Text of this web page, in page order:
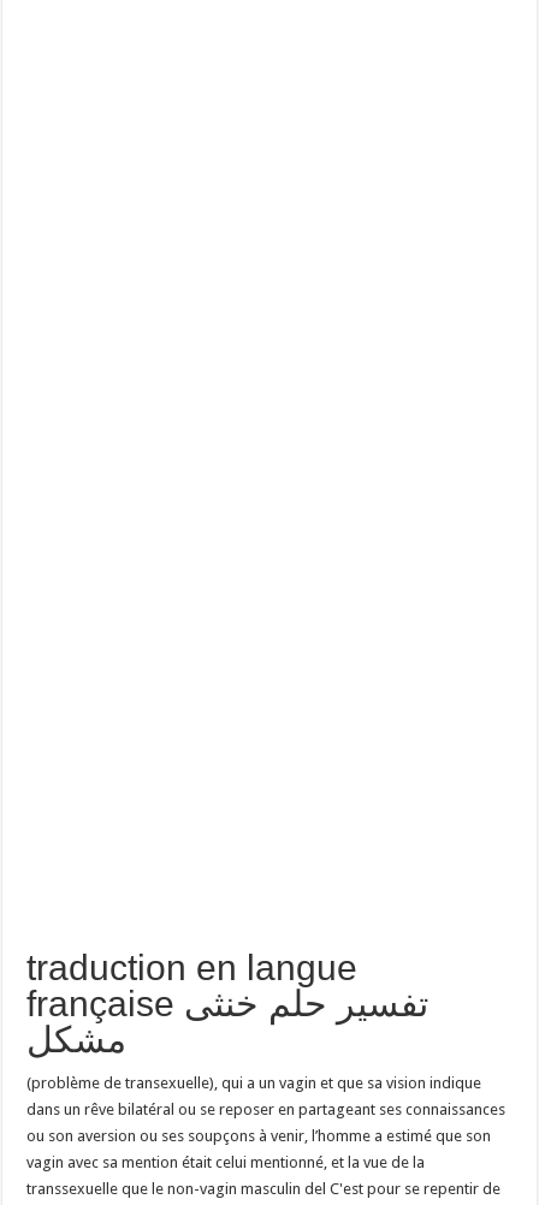
traduction en langue
française تفسير حلم خنثى
مشكل
(problème de transexuelle), qui a un vagin et que sa vision indique
dans un rêve bilatéral ou se reposer en partageant ses connaissances
ou son aversion ou ses soupçons à venir, l’homme a estimé que son
vagin avec sa mention était celui mentionné, et la vue de la
transsexuelle que le non-vagin masculin del C'est pour se repentir de